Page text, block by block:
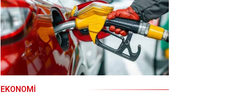
EKONOMI